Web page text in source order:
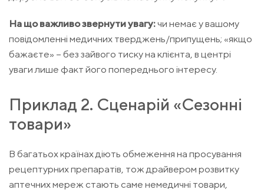
На що важливо звернути увагу:чи немає у вашому
повідомленні медичних тверджень/припущень; «якщо
бажаєте» – без зайвого тиску на клієнта, в центрі
уваги лише факт його попереднього інтересу.
Приклад 2. Сценарій «Сезонні
товари»
В багатьох країнах діють обмеження на просування
рецептурних препаратів, тож драйвером розвитку
аптечних мереж стають саме немедичні товари,